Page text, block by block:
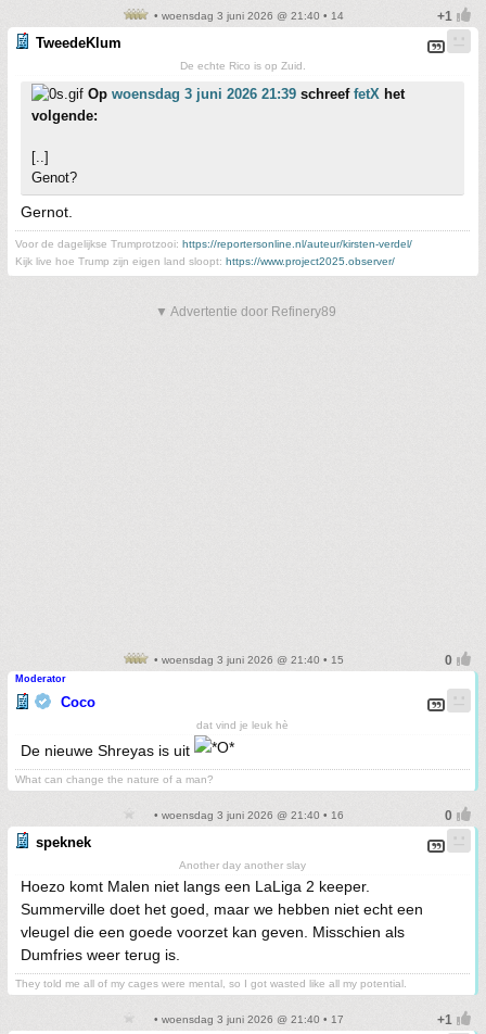
• woensdag 3 juni 2026 @ 21:40 • 14
TweedeKlum
De echte Rico is op Zuid.
Op woensdag 3 juni 2026 21:39 schreef fetX het
volgende:
[..]
Genot?
Gernot.
Voor de dagelijkse Trumprotzooi: https://reportersonline.nl/auteur/kirsten-verdel/
Kijk live hoe Trump zijn eigen land sloopt: https://www.project2025.observer/
▼ Advertentie door Refinery89
• woensdag 3 juni 2026 @ 21:40 • 15
Moderator
Coco
dat vind je leuk hè
De nieuwe Shreyas is uit
What can change the nature of a man?
• woensdag 3 juni 2026 @ 21:40 • 16
speknek
Another day another slay
Hoezo komt Malen niet langs een LaLiga 2 keeper.
Summerville doet het goed, maar we hebben niet echt een
vleugel die een goede voorzet kan geven. Misschien als
Dumfries weer terug is.
They told me all of my cages were mental, so I got wasted like all my potential.
• woensdag 3 juni 2026 @ 21:40 • 17